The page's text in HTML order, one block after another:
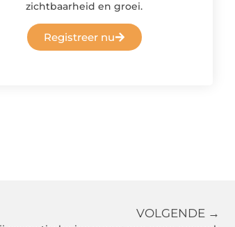
zichtbaarheid en groei.
Registreer nu
VOLGENDE →